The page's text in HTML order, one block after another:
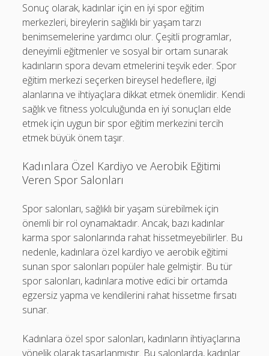
Sonuç olarak, kadınlar için en iyi spor eğitim
merkezleri, bireylerin sağlıklı bir yaşam tarzı
benimsemelerine yardımcı olur. Çeşitli programlar,
deneyimli eğitmenler ve sosyal bir ortam sunarak
kadınların spora devam etmelerini teşvik eder. Spor
eğitim merkezi seçerken bireysel hedeflere, ilgi
alanlarına ve ihtiyaçlara dikkat etmek önemlidir. Kendi
sağlık ve fitness yolculuğunda en iyi sonuçları elde
etmek için uygun bir spor eğitim merkezini tercih
etmek büyük önem taşır.
Kadınlara Özel Kardiyo ve Aerobik Eğitimi
Veren Spor Salonları
Spor salonları, sağlıklı bir yaşam sürebilmek için
önemli bir rol oynamaktadır. Ancak, bazı kadınlar
karma spor salonlarında rahat hissetmeyebilirler. Bu
nedenle, kadınlara özel kardiyo ve aerobik eğitimi
sunan spor salonları popüler hale gelmiştir. Bu tür
spor salonları, kadınlara motive edici bir ortamda
egzersiz yapma ve kendilerini rahat hissetme fırsatı
sunar.
Kadınlara özel spor salonları, kadınların ihtiyaçlarına
yönelik olarak tasarlanmıştır. Bu salonlarda, kadınlar